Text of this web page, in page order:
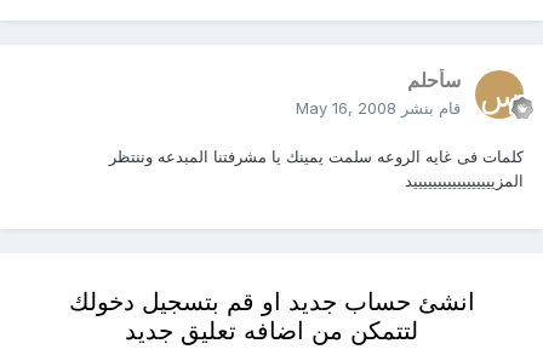
سأحلم
قام بنشر May 16, 2008
كلمات فى غايه الروعه سلمت يمينك يا مشرفتنا المبدعه وننتظر
المزيييييييييييييييييد
انشئ حساب جديد او قم بتسجيل دخولك
لتتمكن من اضافه تعليق جديد